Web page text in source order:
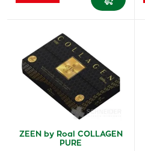
ZEEN by Roal COLLAGEN
PURE